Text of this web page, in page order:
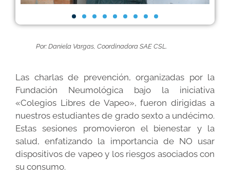
Por: Daniela Vargas, Coordinadora SAE CSL.
Las charlas de prevención, organizadas por la
Fundación Neumológica bajo la iniciativa
«Colegios Libres de Vapeo», fueron dirigidas a
nuestros estudiantes de grado sexto a undécimo.
Estas sesiones promovieron el bienestar y la
salud, enfatizando la importancia de NO usar
dispositivos de vapeo y los riesgos asociados con
su consumo.